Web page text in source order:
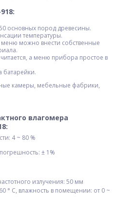
основных пород древесины.
температуры.
можно внести собственные
а меню прибора простое в
батарейки.
камеры, мебельные фабрики,
влагомера
:
4 ~ 80 %
± 1%
излучения: 50 мм
° С, влажность в помещении: от 0 ~